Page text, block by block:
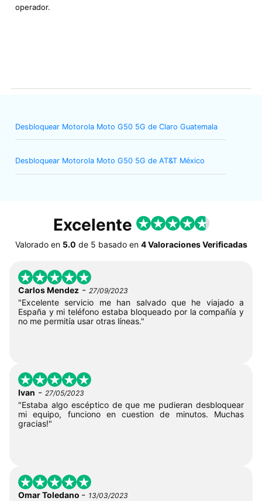
operador.
Desbloquear Motorola Moto G50 5G de Claro Guatemala
Desbloquear Motorola Moto G50 5G de AT&T México
Excelente
Valorado en 5.0 de 5 basado en 4 Valoraciones Verificadas
Carlos Mendez - 27/09/2023
"Excelente servicio me han salvado que he viajado a
España y mi teléfono estaba bloqueado por la compañía y
no me permitía usar otras líneas."
Ivan - 27/05/2023
"Estaba algo escéptico de que me pudieran desbloquear
mi equipo, funciono en cuestion de minutos. Muchas
gracias!"
Omar Toledano - 13/03/2023